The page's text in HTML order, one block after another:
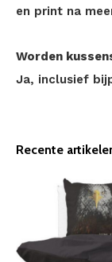
en print na
Worden
Ja, inclusief
Recente